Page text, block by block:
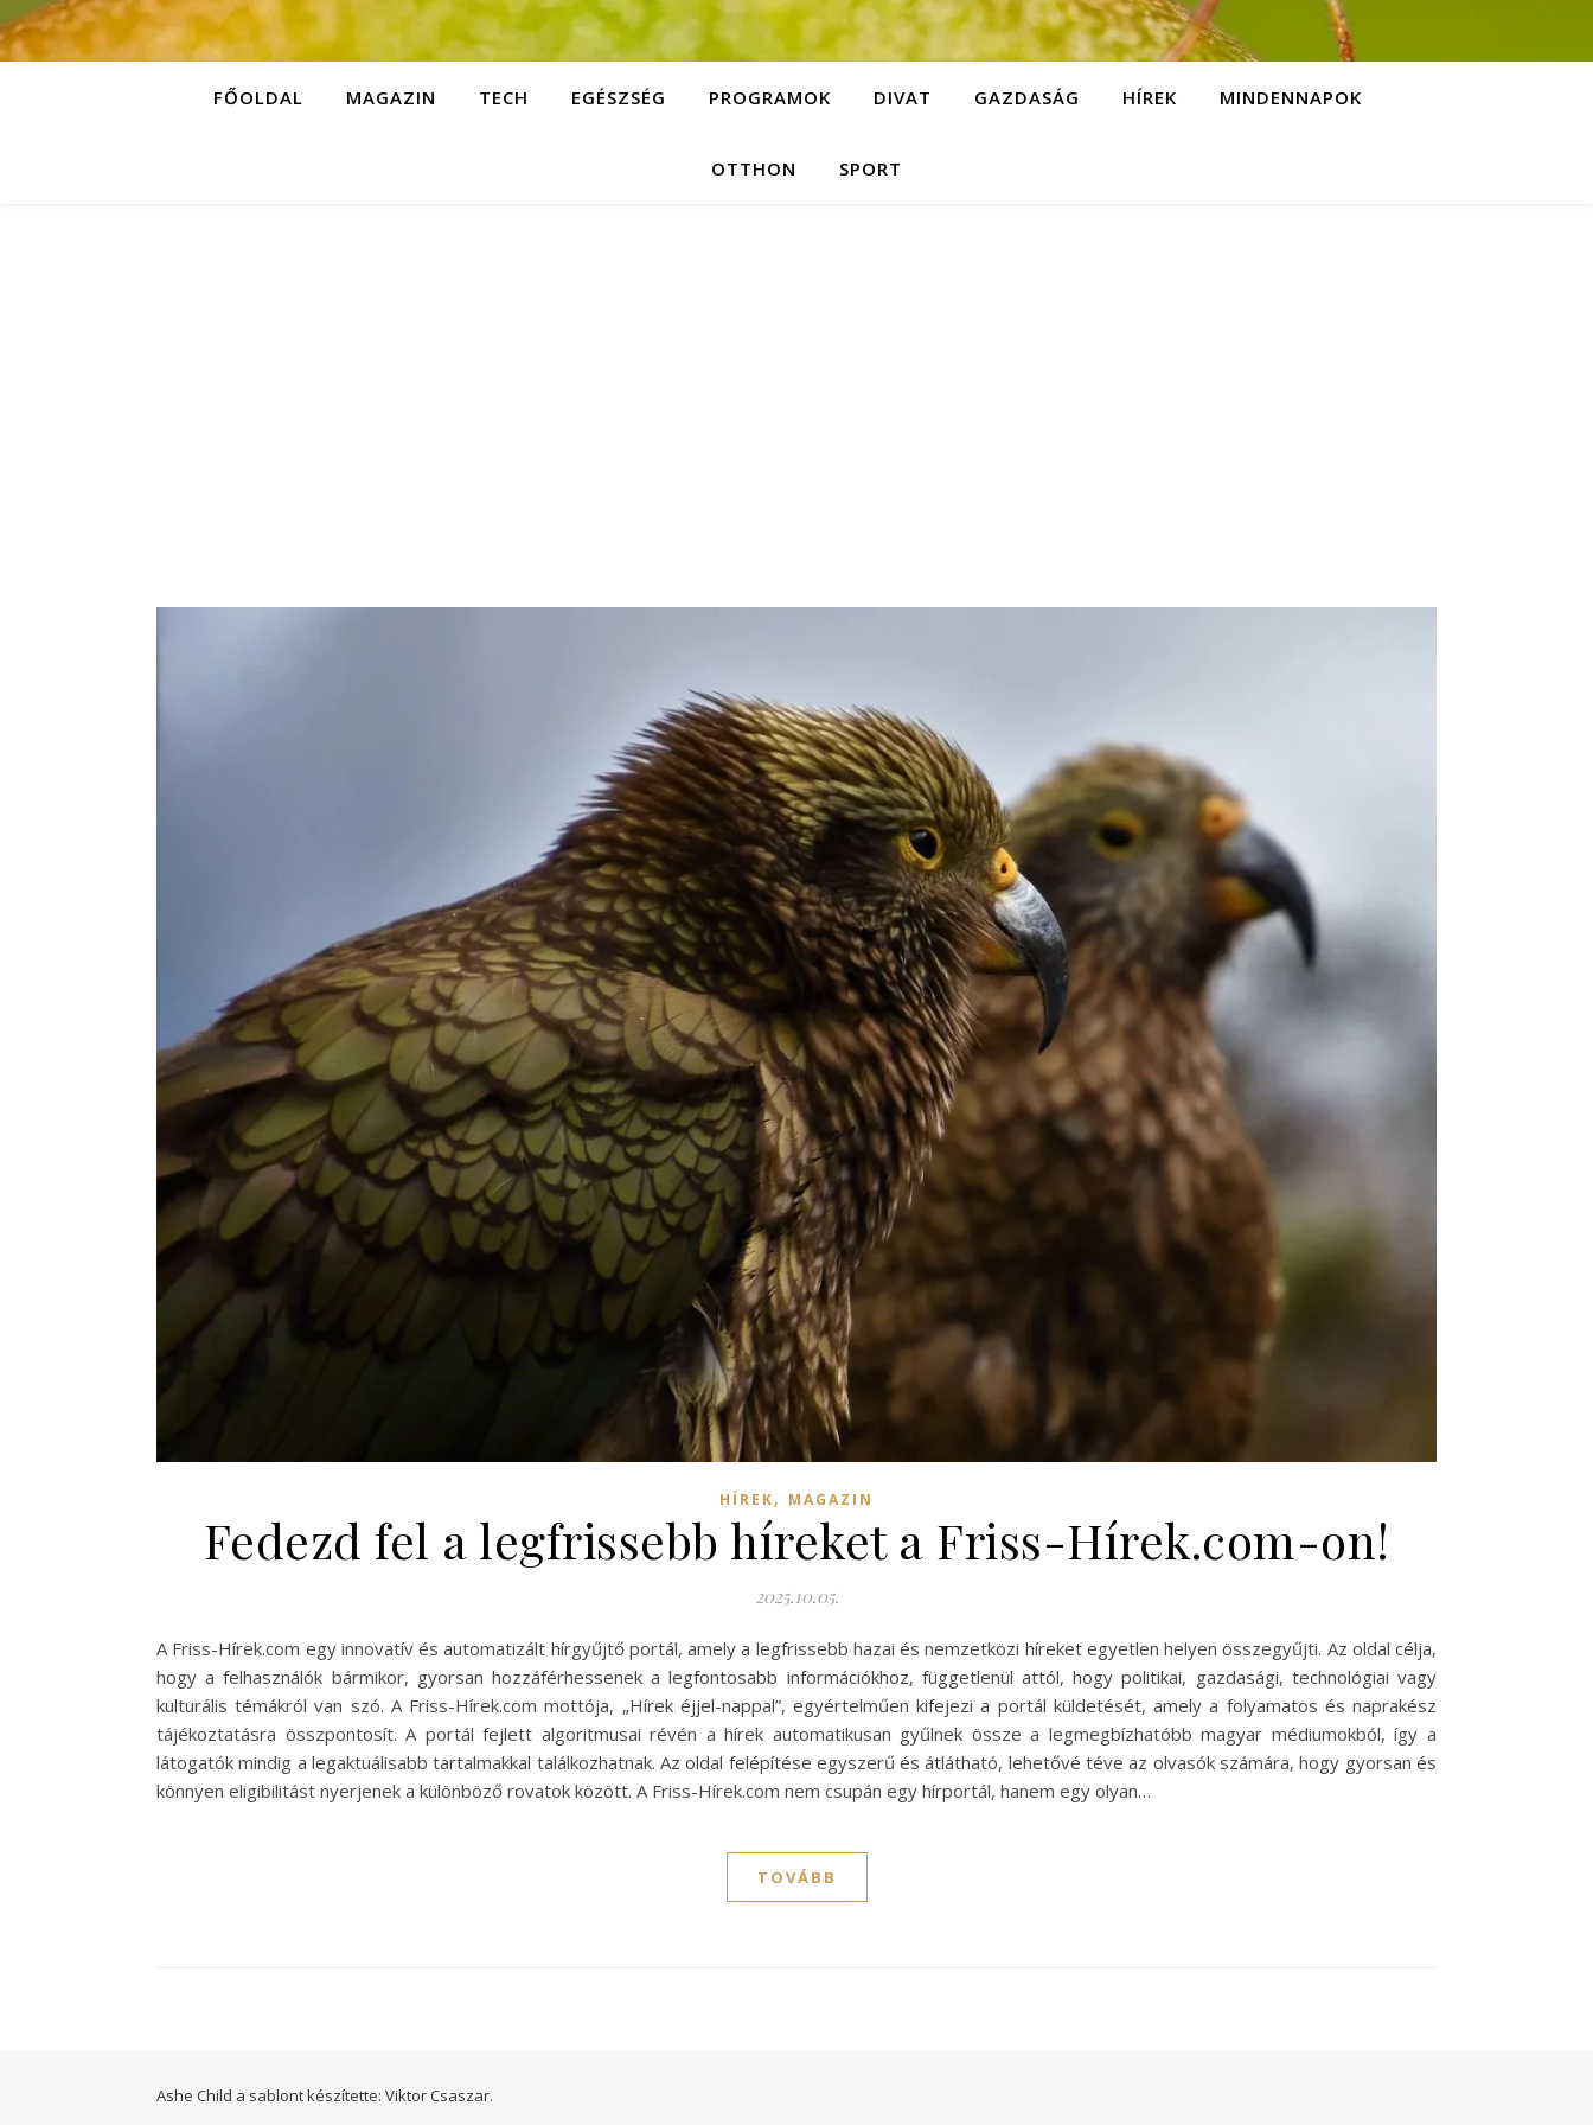
FŐOLDAL MAGAZIN TECH EGÉSZSÉG PROGRAMOK DIVAT GAZDASÁG HÍREK MINDENNAPOK
OTTHON SPORT
HÍREK, MAGAZIN
Fedezd fel a legfrissebb híreket a Friss-Hírek.com-on!
2025.10.05.
A Friss-Hírek.com egy innovatív és automatizált hírgyűjtő portál, amely a legfrissebb hazai és nemzetközi híreket egyetlen helyen összegyűjti. Az oldal célja,
hogy a felhasználók bármikor, gyorsan hozzáférhessenek a legfontosabb információkhoz, függetlenül attól, hogy politikai, gazdasági, technológiai vagy
kulturális témákról van szó. A Friss-Hírek.com mottója, „Hírek éjjel-nappal”, egyértelműen kifejezi a portál küldetését, amely a folyamatos és naprakész
tájékoztatásra összpontosít. A portál fejlett algoritmusai révén a hírek automatikusan gyűlnek össze a legmegbízhatóbb magyar médiumokból, így a
látogatók mindig a legaktuálisabb tartalmakkal találkozhatnak. Az oldal felépítése egyszerű és átlátható, lehetővé téve az olvasók számára, hogy gyorsan és
könnyen eligibilitást nyerjenek a különböző rovatok között. A Friss-Hírek.com nem csupán egy hírportál, hanem egy olyan…
TOVÁBB
Ashe Child a sablont készítette: Viktor Csaszar.